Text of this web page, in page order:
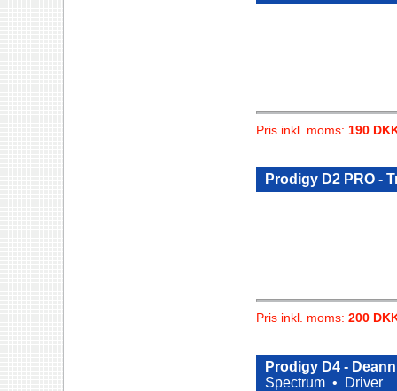
Pris inkl. moms: 190
Prodigy D2 PRO -
Pris inkl. moms: 200
Prodigy D4 -
Spectrum •
Driver